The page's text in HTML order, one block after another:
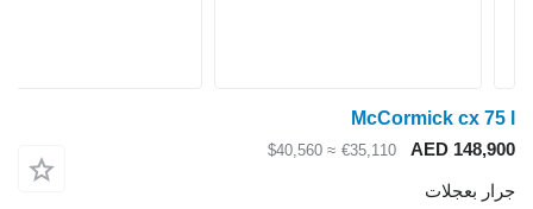
McCormick cx 75 l
AED 148,900
€35,110
≈ $40,560
جرار بعجلات